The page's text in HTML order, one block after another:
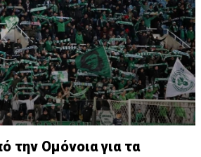
την Ομόνοια για τα